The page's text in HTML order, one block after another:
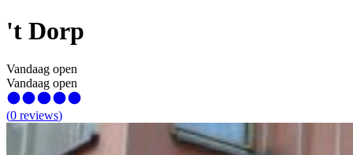
't Dorp
Vandaag open
Vandaag open
(0 reviews)